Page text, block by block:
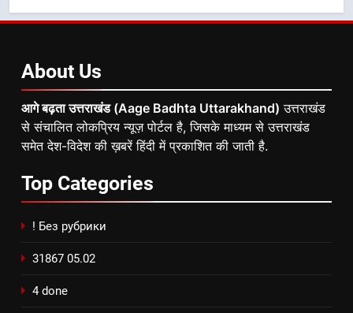
About Us
आगे बढ़ता उत्तराखंड (Aage Badhta Uttarakhand) उत्तराखंड
से संचालित लोकप्रिय न्यूज़ पोर्टल है, जिसके माध्यम से उत्तराखंड
समेत देश-विदेश की ख़बरें हिंदी में प्रकाशित की जाती है.
Top Categories
! Без рубрики
31867 05.02
4 done